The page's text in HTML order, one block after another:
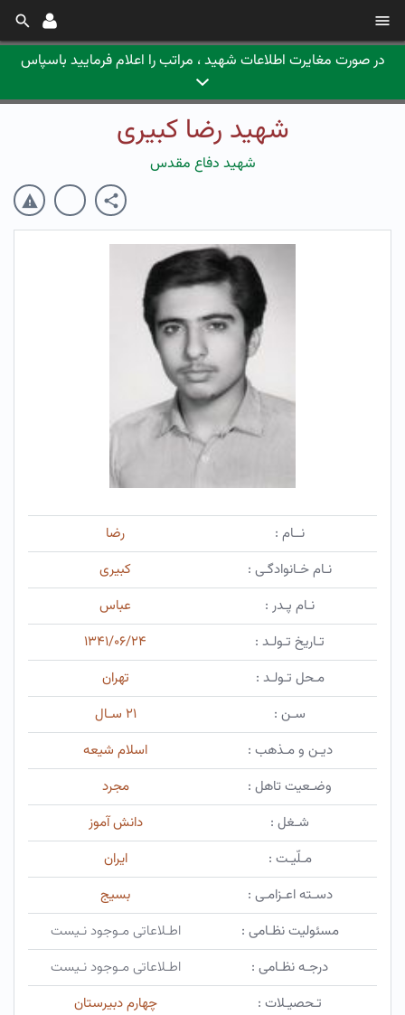
در صورت مغایرت اطلاعات شهید ، مراتب را اعلام فرمایید باسپاس
شهید رضا کبیری
شهید دفاع مقدس
نــام :
رضا
نـام خـانوادگـی :
کبیری
نـام پـدر :
عباس
تـاریخ تـولـد :
۱۳۴۱/۰۶/۲۴
مـحل تـولـد :
تهران
سـن :
۲۱ سـال
دیـن و مـذهب :
اسلام شیعه
وضـعیت تاهل :
مجرد
شـغل :
دانش آموز
مـلّیـت :
ایران
دسـته اعـزامـی :
بسیج
مسئولیت نظـامی :
اطـلاعاتی مـوجود نـیست
درجـه نظـامی :
اطـلاعاتی مـوجود نـیست
تـحصیـلات :
چهارم دبیرستان